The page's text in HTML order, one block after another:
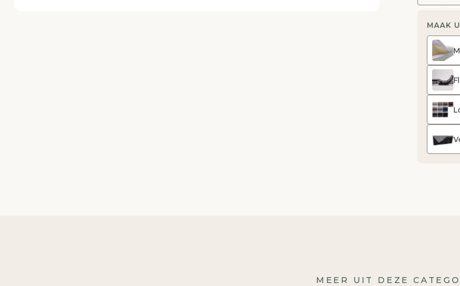
MAAK
MEER UIT DEZE